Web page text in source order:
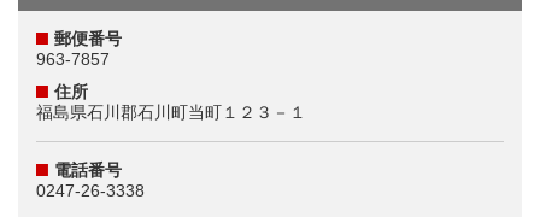
郵便番号
963-7857
住所
福島県石川郡石川町当町１２３－１
電話番号
0247-26-3338